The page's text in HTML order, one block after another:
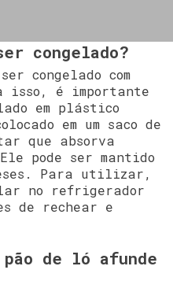
congelado?
congelado com
isso, é importante
em plástico
em um saco de
que absorva
pode ser mantido
Para utilizar,
no refrigerador
de rechear e
de ló afunde